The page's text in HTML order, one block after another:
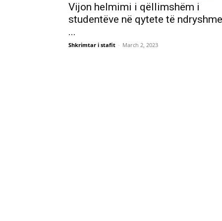
Vijon helmimi i qëllimshëm i
studentëve në qytete të ndryshme
...
Shkrimtar i stafit - March 2, 2023